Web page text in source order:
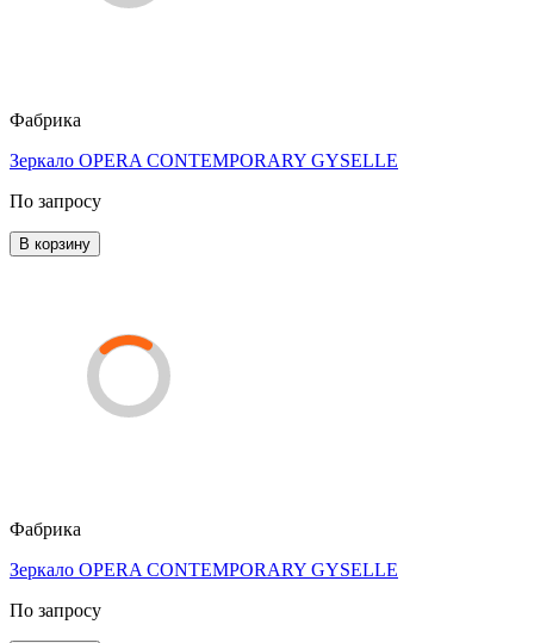
Фабрика
Зеркало OPERA CONTEMPORARY GYSELLE
По запросу
В корзину
Фабрика
Зеркало OPERA CONTEMPORARY GYSELLE
По запросу